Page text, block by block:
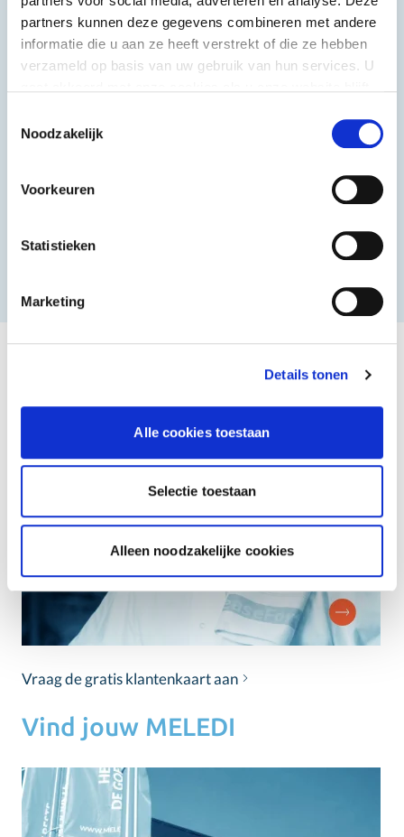
partners kunnen deze gegevens combineren met andere
informatie die u aan ze heeft verstrekt of die ze hebben
verzameld op basis van uw gebruik van hun services. U
Noodzakelijk
Voorkeuren
Statistieken
Marketing
Details tonen
Alle cookies toestaan
Selectie toestaan
Alleen noodzakelijke cookies
Halal Grieks & Italiaans
Vraag de gratis klantenkaart aan
Vind jouw MELEDI